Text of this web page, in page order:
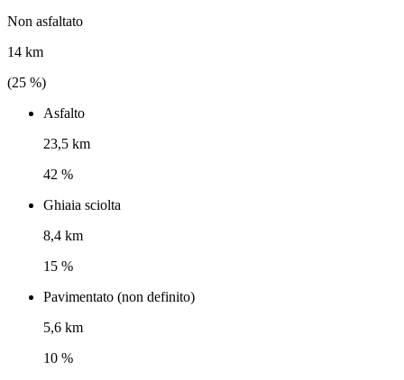
Non asfaltato
14 km
(25 %)
Asfalto
23,5 km
42 %
Ghiaia sciolta
8,4 km
15 %
Pavimentato (non definito)
5,6 km
10 %